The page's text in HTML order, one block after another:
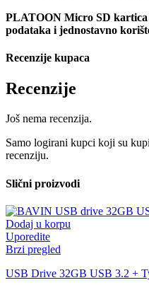
PLATOON Micro SD kartica
podataka i jednostavno
Recenzije kupaca
Recenzije
Još nema recenzija.
Samo logirani kupci koji su
recenziju.
Slični proizvodi
Dodaj u korpu
Uporedite
Brzi pregled
USB Drive 32GB USB 3.2 +